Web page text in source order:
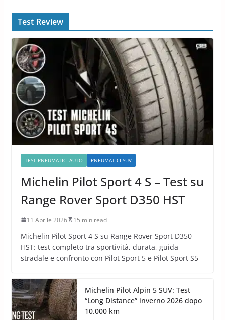
Test Review
TEST PNEUMATICI AUTO PNEUMATICI SUV
Michelin Pilot Sport 4 S – Test su
Range Rover Sport D350 HST
11 Aprile 2026 15 min read
Michelin Pilot Sport 4 S su Range Rover Sport D350
HST: test completo tra sportività, durata, guida
stradale e confronto con Pilot Sport 5 e Pilot Sport S5
Michelin Pilot Alpin 5 SUV: Test
“Long Distance” inverno 2026 dopo
10.000 km